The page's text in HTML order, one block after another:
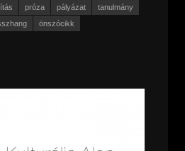
próza pályázat
tanulmány
önszócikk